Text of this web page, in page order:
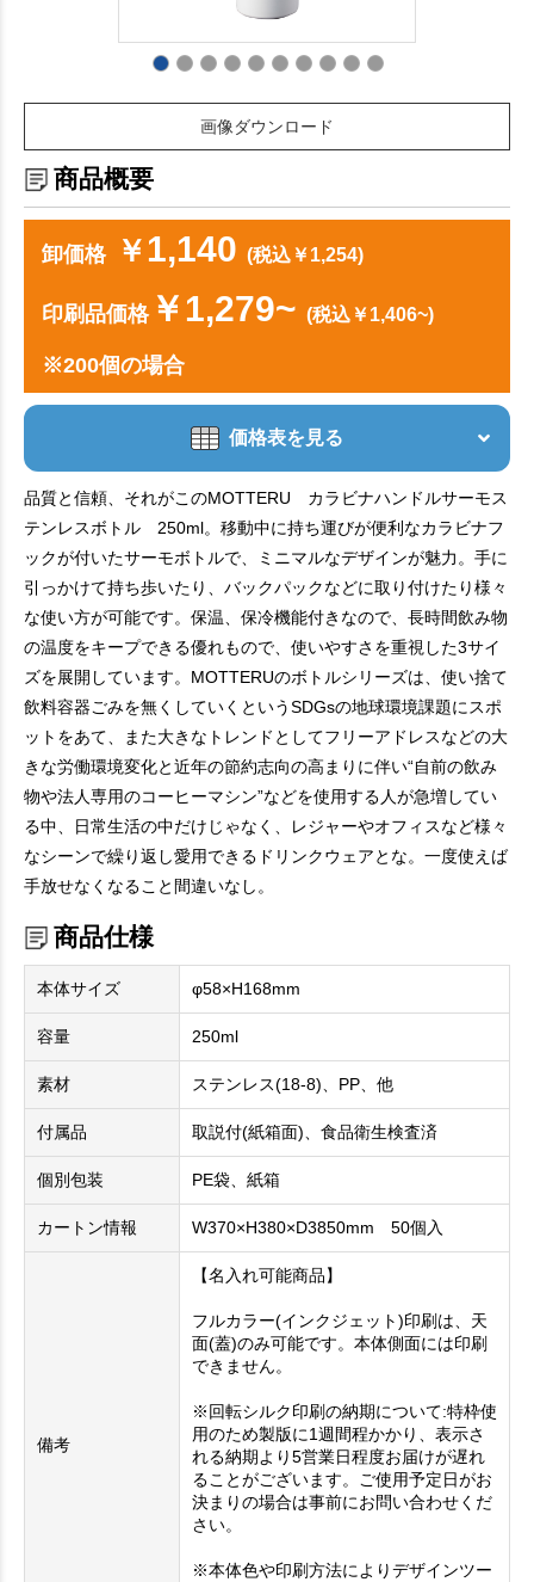
画像ダウンロード
商品概要
卸価格 ￥1,140 (税込￥1,254)
印刷品価格￥1,279~ (税込￥1,406~)
※200個の場合
価格表を見る
品質と信頼、それがこのMOTTERU カラビナハンドルサーモス
テンレスボトル 250ml。移動中に持ち運びが便利なカラビナフ
ックが付いたサーモボトルで、ミニマルなデザインが魅力。手に
引っかけて持ち歩いたり、バックパックなどに取り付けたり様々
な使い方が可能です。保温、保冷機能付きなので、長時間飲み物
の温度をキープできる優れもので、使いやすさを重視した3サイ
ズを展開しています。MOTTERUのボトルシリーズは、使い捨て
飲料容器ごみを無くしていくというSDGsの地球環境課題にスポ
ットをあて、また大きなトレンドとしてフリーアドレスなどの大
きな労働環境変化と近年の節約志向の高まりに伴い“自前の飲み
物や法人専用のコーヒーマシン”などを使用する人が急増してい
る中、日常生活の中だけじゃなく、レジャーやオフィスなど様々
なシーンで繰り返し愛用できるドリンクウェアとな。一度使えば
手放せなくなること間違いなし。
商品仕様
本体サイズ φ58×H168mm
容量 250ml
素材 ステンレス(18‐8)、PP、他
付属品 取説付(紙箱面)、食品衛生検査済
個別包装 PE袋、紙箱
カートン情報 W370×H380×D3850mm 50個入
備考
【名入れ可能商品】
フルカラー(インクジェット)印刷は、天
面(蓋)のみ可能です。本体側面には印刷
できません。
※回転シルク印刷の納期について:特枠使
用のため製版に1週間程かかり、表示さ
れる納期より5営業日程度お届けが遅れ
ることがございます。ご使用予定日がお
決まりの場合は事前にお問い合わせくだ
さい。
※本体色や印刷方法によりデザインツー